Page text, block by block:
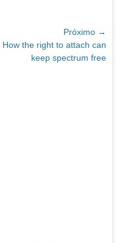
Próximo →
Próximo
How the right to attach can
keep spectrum free